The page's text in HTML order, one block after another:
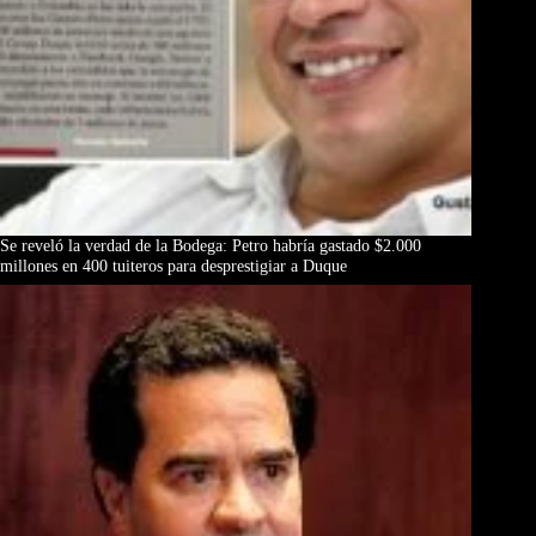
Se reveló la verdad de la Bodega: Petro habría gastado $2.000
millones en 400 tuiteros para desprestigiar a Duque